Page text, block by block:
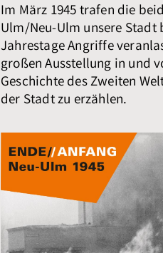
Im März 1945 trafen die
Ulm/Neu-Ulm unsere Stadt
Jahrestage Angriffe
großen Ausstellung in und
Geschichte des Zweiten
der Stadt zu erzählen.